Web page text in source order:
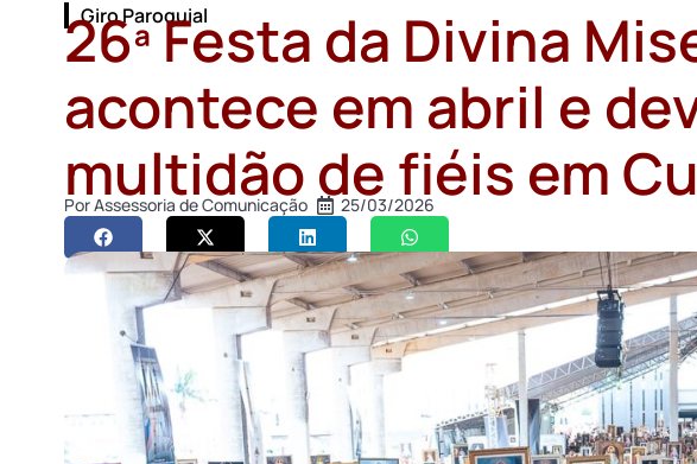
Giro Paroquial
26ª Festa da Divina
acontece em abril e
multidão de fiéis em
PorAssessoria de Comunicação 25/03/2026